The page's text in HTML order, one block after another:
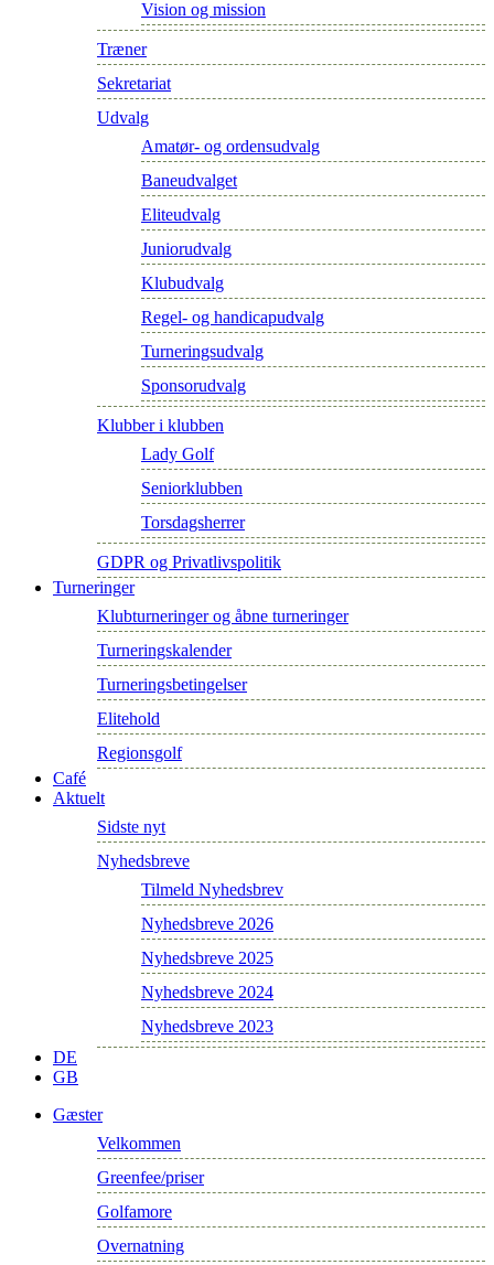
Vision og mission
Træner
Sekretariat
Udvalg
Amatør- og ordensudvalg
Baneudvalget
Eliteudvalg
Juniorudvalg
Klubudvalg
Regel- og handicapudvalg
Turneringsudvalg
Sponsorudvalg
Klubber i klubben
Lady Golf
Seniorklubben
Torsdagsherrer
GDPR og Privatlivspolitik
Turneringer
Klubturneringer og åbne turneringer
Turneringskalender
Turneringsbetingelser
Elitehold
Regionsgolf
Café
Aktuelt
Sidste nyt
Nyhedsbreve
Tilmeld Nyhedsbrev
Nyhedsbreve 2026
Nyhedsbreve 2025
Nyhedsbreve 2024
Nyhedsbreve 2023
DE
GB
Gæster
Velkommen
Greenfee/priser
Golfamore
Overnatning